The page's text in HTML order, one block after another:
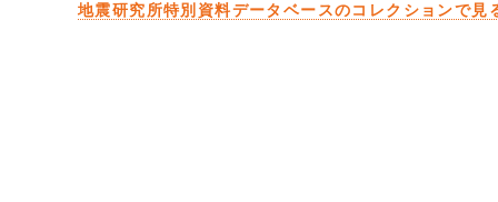
地震研究所特別資料データベースのコレクションで見